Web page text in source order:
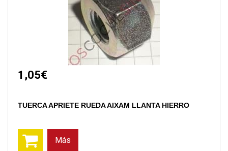
1,05€
TUERCA APRIETE RUEDA AIXAM LLANTA HIERRO
Más